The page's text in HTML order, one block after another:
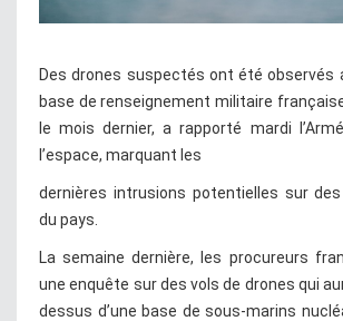
Des drones suspectés ont été observés
base de renseignement militaire
le mois dernier, a rapporté mardi
l’espace, marquant les
dernières intrusions potentielles sur
du pays.
La semaine dernière, les procureurs
une enquête sur des vols de drones qui
dessus d’une base de sous-marins